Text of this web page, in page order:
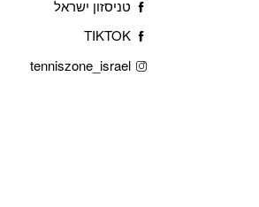
טניסזון ישראל
TIKTOK
tenniszone_israel